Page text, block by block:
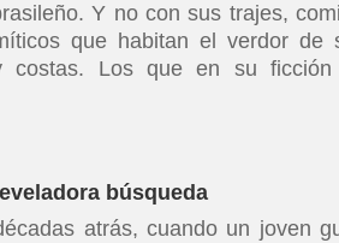
Y no con sus trajes,
que habitan el verdor
costas. Los que en su
búsqueda
atrás, cuando un joven